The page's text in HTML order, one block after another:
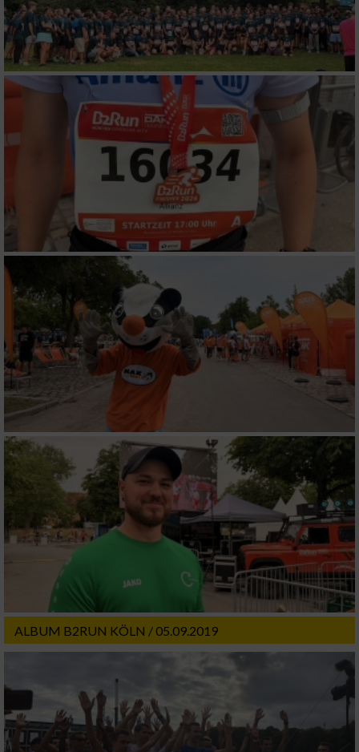
ALBUM B2RUN KÖLN / 05.09.2019